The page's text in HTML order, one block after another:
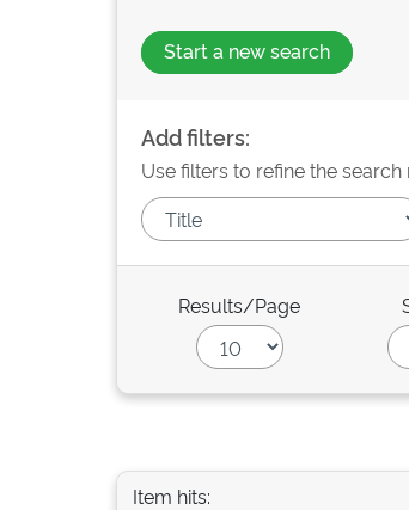
Start a new search
Add filters:
Use filters to refine the search
Results/Page
Item hits: